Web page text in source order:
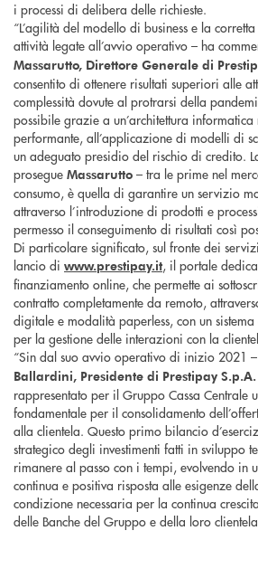
i processi di delibera delle richieste.
“L’agilità del modello di business e la
attività legate all’avvio operativo – ha
Massarutto, Direttore Generale di
consentito di ottenere risultati superiori alle
complessità dovute al protrarsi della
possibile grazie a un’architettura
performante, all’applicazione di modelli di
un adeguato presidio del rischio di credito.
prosegue Massarutto – tra le prime nel
consumo, è quella di garantire un servizio
attraverso l’introduzione di prodotti e
permesso il conseguimento di risultati così
Di particolare significato, sul fronte dei
lancio di www.prestipay.it, il portale
finanziamento online, che permette ai
contratto completamente da remoto,
digitale e modalità paperless, con un
per la gestione delle interazioni con la
“Sin dal suo avvio operativo di inizio 2021
Ballardini, Presidente di Prestipay S.p.A.
rappresentato per il Gruppo Cassa Centrale
fondamentale per il consolidamento
alla clientela. Questo primo bilancio
strategico degli investimenti fatti in sviluppo
rimanere al passo con i tempi, evolvendo in
continua e positiva risposta alle esigenze
condizione necessaria per la continua
delle Banche del Gruppo e della loro